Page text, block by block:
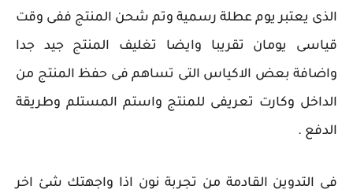
الذى يعتبر يوم عطلة رسمية وتم شحن المنتج ففى وقت
قياسى يومان تقريبا وايضا تغليف المنتج جيد جدا
واضافة بعض الاكياس التى تساهم فى حفظ المنتج من
الداخل وكارت تعريفى للمنتج واستم المستلم وطريقة
الدفع .
فى التدوين القادمة من تجربة نون اذا واجهتك شئ اخر